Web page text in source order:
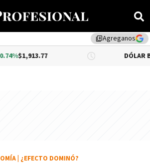
library_addAgreganos
DÓLAR BNA $1,520.00
¿EFECTO DOMINÓ?